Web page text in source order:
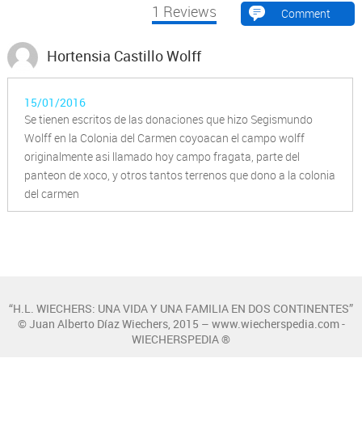
Comment
1 Reviews
Hortensia Castillo Wolff
15/01/2016
Se tienen escritos de las donaciones que hizo Segismundo
Wolff en la Colonia del Carmen coyoacan el campo wolff
originalmente asi llamado hoy campo fragata, parte del
panteon de xoco, y otros tantos terrenos que dono a la colonia
del carmen
“H.L. WIECHERS: UNA VIDA Y UNA FAMILIA EN DOS CONTINENTES”
© Juan Alberto Díaz Wiechers, 2015 – www.wiecherspedia.com -
WIECHERSPEDIA ®